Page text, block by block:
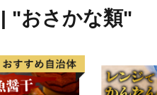
"おさかな類"